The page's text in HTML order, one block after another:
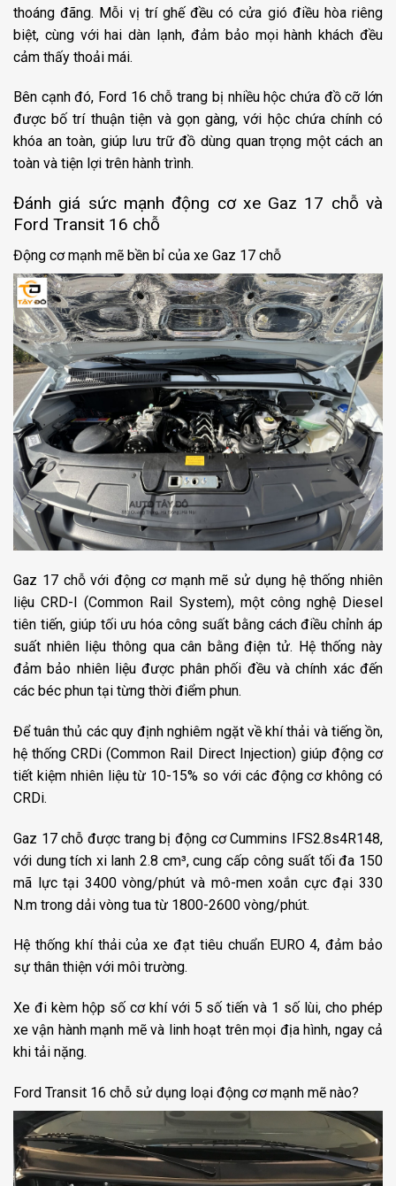
thoáng đãng. Mỗi vị trí ghế đều có cửa gió điều hòa riêng
biệt, cùng với hai dàn lạnh, đảm bảo mọi hành khách đều
cảm thấy thoải mái.
Bên cạnh đó, Ford 16 chỗ trang bị nhiều hộc chứa đồ cỡ lớn
được bố trí thuận tiện và gọn gàng, với hộc chứa chính có
khóa an toàn, giúp lưu trữ đồ dùng quan trọng một cách an
toàn và tiện lợi trên hành trình.
Đánh giá sức mạnh động cơ xe Gaz 17 chỗ và
Ford Transit 16 chỗ
Động cơ mạnh mẽ bền bỉ của xe Gaz 17 chỗ
Gaz 17 chỗ với động cơ mạnh mẽ sử dụng hệ thống nhiên
liệu CRD-I (Common Rail System), một công nghệ Diesel
tiên tiến, giúp tối ưu hóa công suất bằng cách điều chỉnh áp
suất nhiên liệu thông qua cân bằng điện tử. Hệ thống này
đảm bảo nhiên liệu được phân phối đều và chính xác đến
các béc phun tại từng thời điểm phun.
Để tuân thủ các quy định nghiêm ngặt về khí thải và tiếng ồn,
hệ thống CRDi (Common Rail Direct Injection) giúp động cơ
tiết kiệm nhiên liệu từ 10-15% so với các động cơ không có
CRDi.
Gaz 17 chỗ được trang bị động cơ Cummins IFS2.8s4R148,
với dung tích xi lanh 2.8 cm³, cung cấp công suất tối đa 150
mã lực tại 3400 vòng/phút và mô-men xoắn cực đại 330
N.m trong dải vòng tua từ 1800-2600 vòng/phút.
Hệ thống khí thải của xe đạt tiêu chuẩn EURO 4, đảm bảo
sự thân thiện với môi trường.
Xe đi kèm hộp số cơ khí với 5 số tiến và 1 số lùi, cho phép
xe vận hành mạnh mẽ và linh hoạt trên mọi địa hình, ngay cả
khi tải nặng.
Ford Transit 16 chỗ sử dụng loại động cơ mạnh mẽ nào?